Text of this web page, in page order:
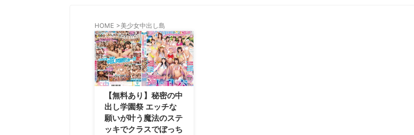
HOME >美少女中出し島
【無料あり】秘密の中
出し学園祭 エッチな
願いが叶う魔法のステ
ッキでクラスでぼっち